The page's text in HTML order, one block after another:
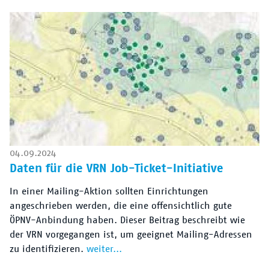
04.09.2024
Daten für die VRN Job-Ticket-Initiative
In einer Mailing-Aktion sollten Einrichtungen
angeschrieben werden, die eine offensichtlich gute
ÖPNV-Anbindung haben. Dieser Beitrag beschreibt wie
der VRN vorgegangen ist, um geeignet Mailing-Adressen
zu identifizieren. weiter...